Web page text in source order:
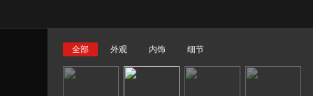
全部 外观 内饰 细节